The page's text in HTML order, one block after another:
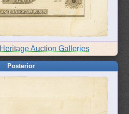
Heritage Auction Galleries
Posterior